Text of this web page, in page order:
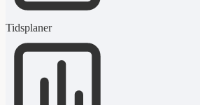
Tidsplaner